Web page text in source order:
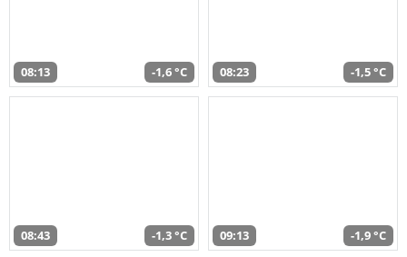
08:13 -1,6 °C 08:23 -1,5 °C
08:43 -1,3 °C 09:13 -1,9 °C